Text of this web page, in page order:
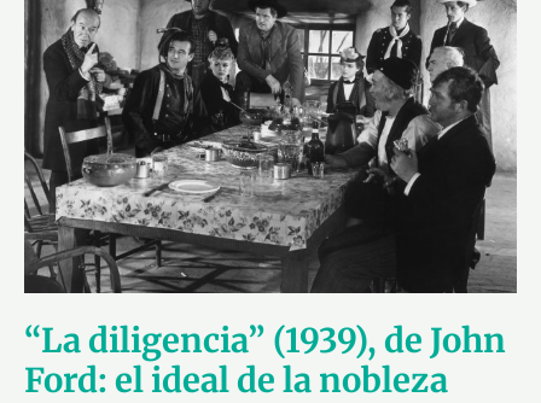
“La diligencia” (1939), de John
Ford: el ideal de la nobleza
(1939),
de
John
Ford:
ideal
de
la
nobleza